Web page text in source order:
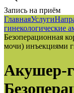
Запись на приём
ГлавнаяУслуги
гинекологические
Безоперационная
мочи) инъекциями
Акушер-